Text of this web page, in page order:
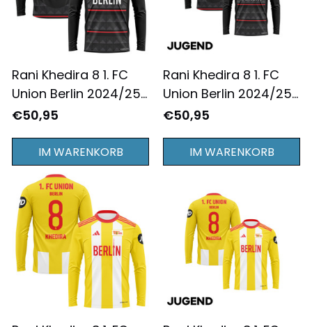
Rani Khedira 8 1. FC
Union Berlin 2024/25
Auswärtstrikot
Komplett Bedruckt -
Schwarz
€50,95
IM WARENKORB
Rani Khedira 8 1. FC
Union Berlin 2024/25
Jugend
Langarm - Komplett
Bedruckt - Schwarz
€50,95
IM WARENKORB